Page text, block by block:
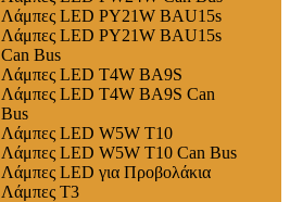
Λάμπες LED PY21W BAU15s
Λάμπες LED PY21W BAU15s
Can Bus
Λάμπες LED T4W BA9S
Λάμπες LED T4W BA9S Can
Bus
Λάμπες LED W5W T10
Λάμπες LED W5W T10 Can Bus
Λάμπες LED για Προβολάκια
Λάμπες T3